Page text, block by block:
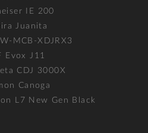
IE 200
Juanita
MCB-XDJRX3
Evox J11
CDJ 3000X
Canoga
L7 New Gen Black